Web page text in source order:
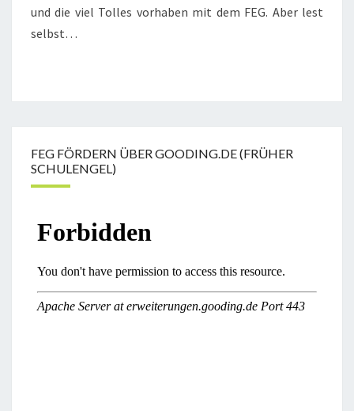
und die viel Tolles vorhaben mit dem FEG. Aber lest
selbst…
FEG FÖRDERN ÜBER GOODING.DE (FRÜHER
SCHULENGEL)